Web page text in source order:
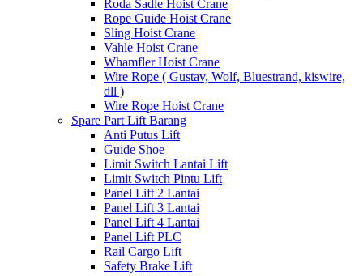
Roda Sadle Hoist Crane
Rope Guide Hoist Crane
Sling Hoist Crane
Vahle Hoist Crane
Whamfler Hoist Crane
Wire Rope ( Gustav, Wolf, Bluestrand, kiswire,
dll )
Wire Rope Hoist Crane
Spare Part Lift Barang
Anti Putus Lift
Guide Shoe
Limit Switch Lantai Lift
Limit Switch Pintu Lift
Panel Lift 2 Lantai
Panel Lift 3 Lantai
Panel Lift 4 Lantai
Panel Lift PLC
Rail Cargo Lift
Safety Brake Lift